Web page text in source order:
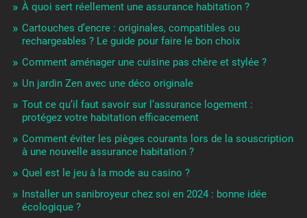
À quoi sert réellement une assurance habitation ?
Cartouches d’encre : originales, compatibles ou
rechargeables ? Le guide pour faire le bon choix
Comment aménager une cuisine pas chère et stylée ?
Un jardin Zen avec une déco originale
Tout ce qu’il faut savoir sur l’assurance logement :
protégez votre habitation efficacement
Comment éviter les pièges courants lors de la souscription
à une nouvelle assurance habitation ?
Quel est le jeu à la mode au casino ?
Installer un sanibroyeur chez soi en 2024 : bonne idée
écologique ?